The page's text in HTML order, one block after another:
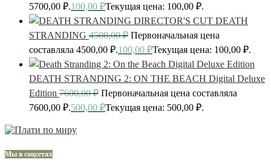
5700,00 ₽.100,00 ₽Текущая цена: 100,00 ₽.
DEATH
STRANDING 4500,00₽ Первоначальная цена
составляла 4500,00 ₽.100,00 ₽Текущая цена: 100,00 ₽.
DEATH STRANDING 2: ON THE BEACH Digital Deluxe
Edition 7600,00₽ Первоначальная цена составляла
7600,00 ₽.500,00 ₽Текущая цена: 500,00 ₽.
Мы в соцсетях